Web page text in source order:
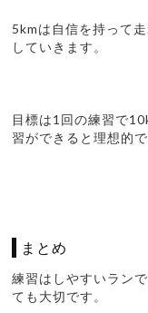
5kmは自信を持って
していきます。
目標は1回の練習で
習ができると理想的で
まとめ
練習はしやすいラン
ても大切です。